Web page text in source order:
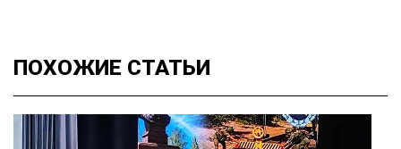
ПОХОЖИЕ СТАТЬИ